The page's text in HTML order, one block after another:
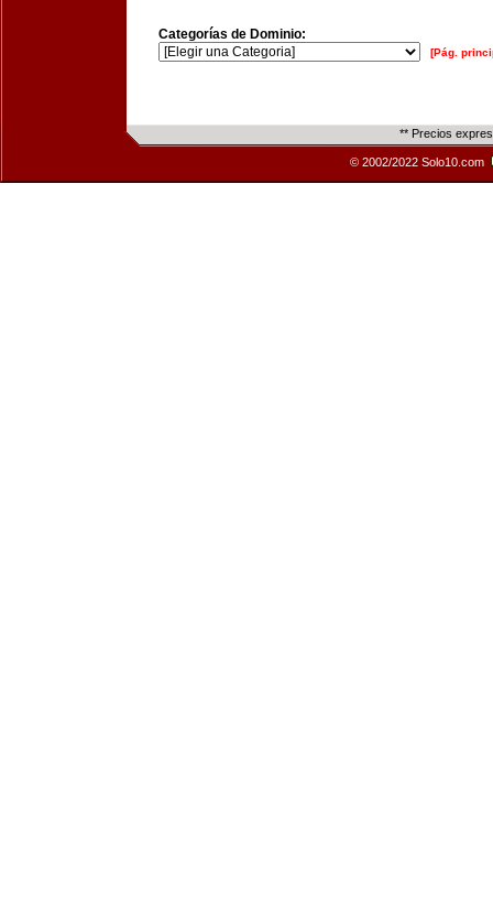
Categorías de Dominio:
[Pág.
** Precios
© 2002/2022 Solo10.com